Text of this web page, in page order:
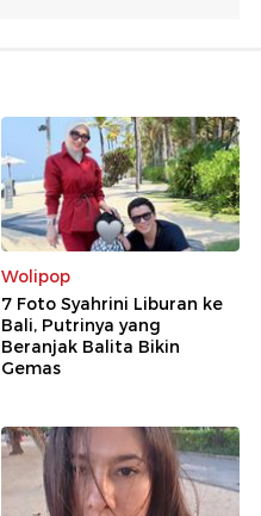
Wolipop
7 Foto Syahrini Liburan ke
Bali, Putrinya yang
Beranjak Balita Bikin
Gemas